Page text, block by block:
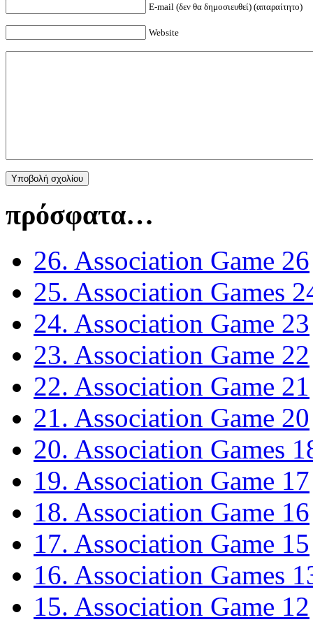
E-mail (δεν θα δημοσιευθεί) (απαραίτητο)
Website
πρόσφατα…
26. Association Game 26
25. Association Games
24. Association Game 23
23. Association Game 22
22. Association Game 21
21. Association Game 20
20. Association Games
19. Association Game 17
18. Association Game 16
17. Association Game 15
16. Association Games
15. Association Game 12